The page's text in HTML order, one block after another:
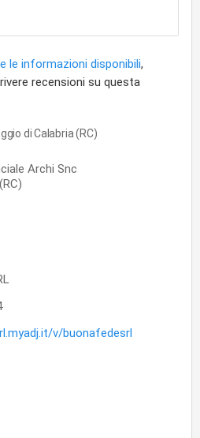
le informazioni disponibili,
recensioni su questa
di Calabria (RC)
Archi Snc
(RC)
v/buonafedesrl